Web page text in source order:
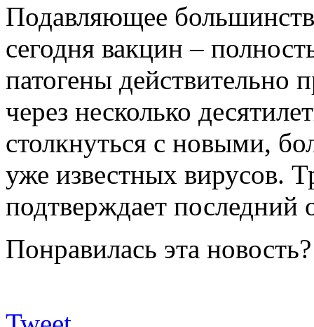
Подавляющее
сегодня вакцин –
патогены действительно
через несколько
столкнуться с новыми,
уже известных вирусов.
подтверждает последний
Понравилась эта